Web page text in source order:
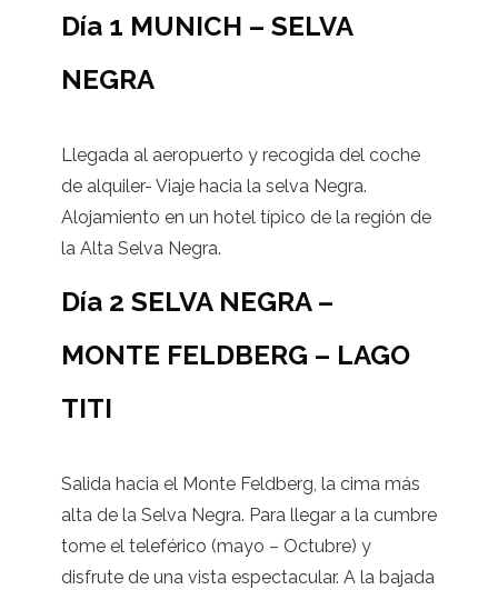
Día 1 MUNICH – SELVA
NEGRA
Llegada al aeropuerto y recogida del coche
de alquiler- Viaje hacia la selva Negra.
Alojamiento en un hotel típico de la región de
la Alta Selva Negra.
Día 2 SELVA NEGRA –
MONTE FELDBERG – LAGO
TITI
Salida hacia el Monte Feldberg, la cima más
alta de la Selva Negra. Para llegar a la cumbre
tome el teleférico (mayo – Octubre) y
disfrute de una vista espectacular. A la bajada